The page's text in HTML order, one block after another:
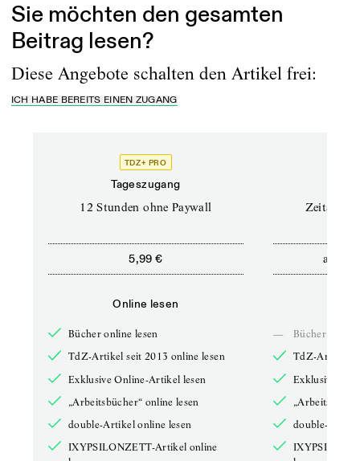
Sie möchten den gesamten
Beitrag lesen?
Diese Angebote schalten den Artikel frei:
ICH HABE BEREITS EINEN ZUGANG
TDZ+ PRO
Tageszugang
12 Stunden ohne Paywall
5,99 €
Online lesen
Bücher online lesen
TdZ-Artikel seit 2013 online lesen
Exklusive Online-Artikel lesen
„Arbeitsbücher“ online lesen
double-Artikel online lesen
IXYPSILONZETT-Artikel online
ab
—
Bücher online
TdZ-Artikel
Exklusive
double-